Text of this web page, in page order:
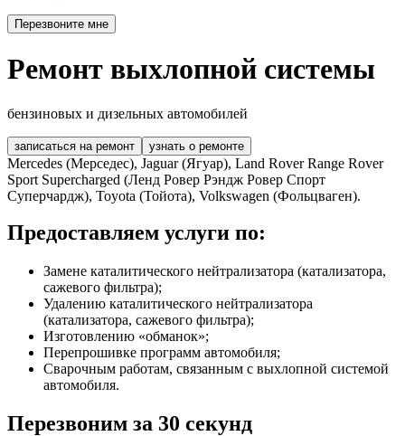
Перезвоните мне
Ремонт выхлопной системы
бензиновых и дизельных автомобилей
записаться на ремонт узнать о ремонте
Mercedes (Мерседес), Jaguar (Ягуар), Land Rover Range Rover
Sport Supercharged (Ленд Ровер Рэндж Ровер Спорт
Суперчардж), Toyota (Тойота), Volkswagen (Фольцваген).
Предоставляем услуги по:
Замене каталитического нейтрализатора (катализатора,
сажевого фильтра);
Удалению каталитического нейтрализатора
(катализатора, сажевого фильтра);
Изготовлению «обманок»;
Перепрошивке программ автомобиля;
Сварочным работам, связанным с выхлопной системой
автомобиля.
Перезвоним за 30 секунд